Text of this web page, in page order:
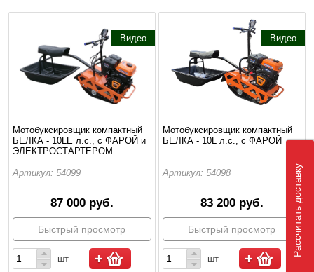
Видео
Мотобуксировщик компактный
БЕЛКА - 10LE л.с., с ФАРОЙ и
ЭЛЕКТРОСТАРТЕРОМ
Артикул: 54099
87 000 руб.
Быстрый просмотр
шт
Видео
Мотобуксировщик компактный
БЕЛКА - 10L л.с., с ФАРОЙ
Артикул: 54098
83 200 руб.
Быстрый просмотр
шт
Рассчитать доставку